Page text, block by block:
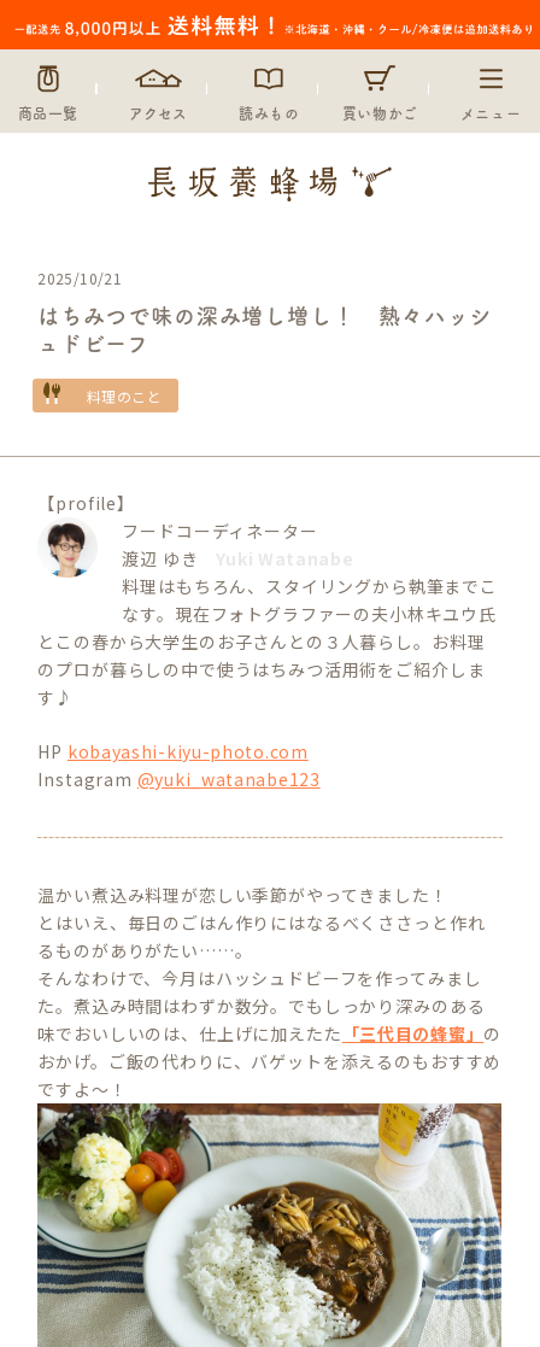
商品一覧 アクセス 読みもの 買い物かご メニュー
2025/10/21
はちみつで味の深み増し増し！ 熱々ハッシ
ュドビーフ
料理のこと
【profile】
フードコーディネーター
渡辺 ゆき
料理はもちろん、スタイリングから執筆までこ
なす。現在フォトグラファーの夫小林キユウ氏
とこの春から大学生のお子さんとの３人暮らし。お料理
のプロが暮らしの中で使うはちみつ活用術をご紹介しま
す♪
HP kobayashi-kiyu-photo.com
Instagram @yuki_watanabe123
温かい煮込み料理が恋しい季節がやってきました！
とはいえ、毎日のごはん作りにはなるべくささっと作れ
るものがありがたい……。
そんなわけで、今月はハッシュドビーフを作ってみまし
た。煮込み時間はわずか数分。でもしっかり深みのある
味でおいしいのは、仕上げに加えたた 「三代目の蜂蜜」 の
おかげ。ご飯の代わりに、バゲットを添えるのもおすすめ
ですよ～！